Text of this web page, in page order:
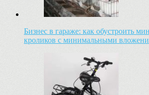
Бизнес в гараже: как обустроить
кроликов с минимальными